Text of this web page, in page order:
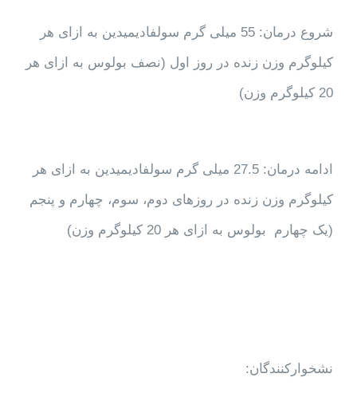
شروع درمان: 55 میلی گرم سولفادیمیدین به ازای هر
کیلوگرم وزن زنده در روز اول (نصف بولوس به ازای هر
20 کیلوگرم وزن)
ادامه درمان: 27.5 میلی گرم سولفادیمیدین به ازای هر
کیلوگرم وزن زنده در روزهای دوم، سوم، چهارم و پنجم
(یک چهارم بولوس به ازای هر 20 کیلوگرم وزن)
نشخوارکنندگان: